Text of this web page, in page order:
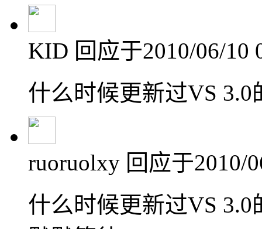
KID 回应于2010/06/10
什么时候更新过VS 3.0
ruoruolxy 回应于2010/
什么时候更新过VS